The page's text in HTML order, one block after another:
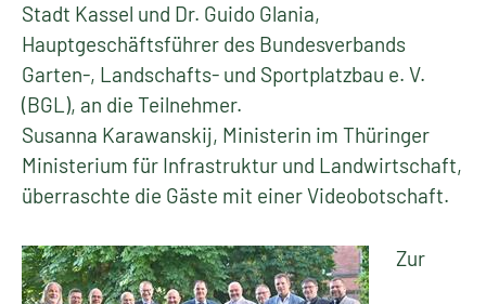
Stadt Kassel und Dr. Guido Glania,
Hauptgeschäftsführer des Bundesverbands
Garten-, Landschafts- und Sportplatzbau e. V.
(BGL), an die Teilnehmer.
Susanna Karawanskij, Ministerin im Thüringer
Ministerium für Infrastruktur und Landwirtschaft,
überraschte die Gäste mit einer Videobotschaft.
Zur